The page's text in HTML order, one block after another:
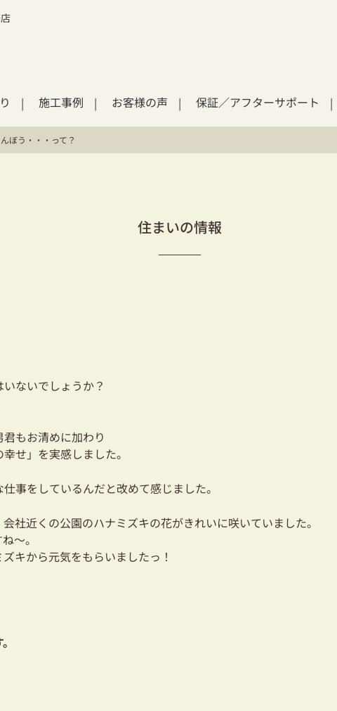
施工事例 お客様の声 保証／アフターサポート
ぼう・・・って？
住まいの情報
ないでしょうか？
もお清めに加わり
せ」を実感しました。
事をしているんだと改めて感じました。
社近くの公園のハナミズキの花がきれいに咲いていました。
～。
キから元気をもらいましたっ！